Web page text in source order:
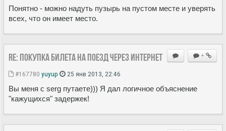
Понятно - можно надуть пузырь на пустом месте и уверять
всех, что он имеет место.
+
Re: Покупка билета на поезд через Интернет
#167780 yuyup 25 янв 2013, 22:46
Вы меня с serg путаете))) Я дал логичное объяснение
"кажущихся" задержек!